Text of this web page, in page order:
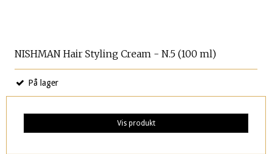
NISHMAN Hair Styling Cream - N.5 (100 ml)
På lager
Vis produkt